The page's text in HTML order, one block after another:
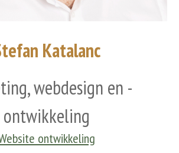
Katalanc
webdesign en -
ontwikkeling
ontwikkeling